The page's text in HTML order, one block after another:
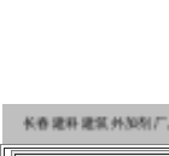
长春建科建筑外加剂厂